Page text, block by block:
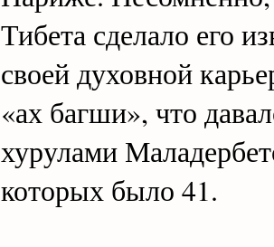
Тибета сделало его
своей духовной
«ах багши», что
хурулами
которых было 41.